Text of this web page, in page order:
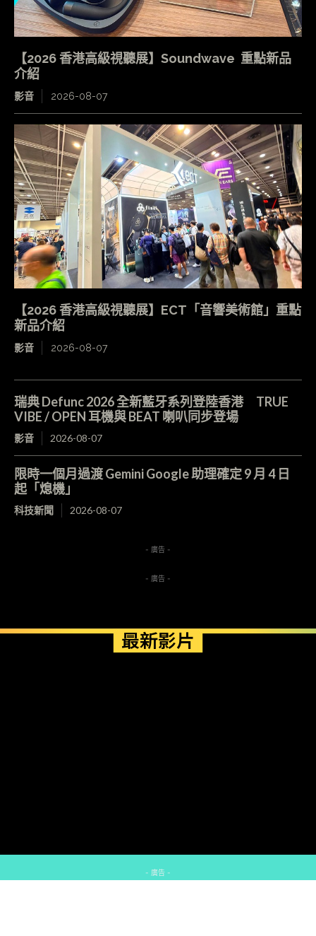
【2026 香港高級視聽展】Soundwave 重點新品
介紹
影音 2026-08-07
【2026 香港高級視聽展】ECT「音響美術館」重點
新品介紹
影音 2026-08-07
瑞典 Defunc 2026 全新藍牙系列登陸香港 TRUE
VIBE / OPEN 耳機與 BEAT 喇叭同步登場
影音 2026-08-07
限時一個月過渡 Gemini Google 助理確定 9 月 4 日
起「熄機」
科技新聞 2026-08-07
- 廣告 -
- 廣告 -
最新影片
- 廣告 -